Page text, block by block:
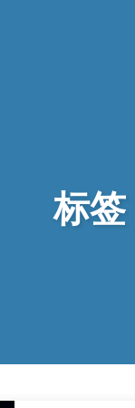
标签